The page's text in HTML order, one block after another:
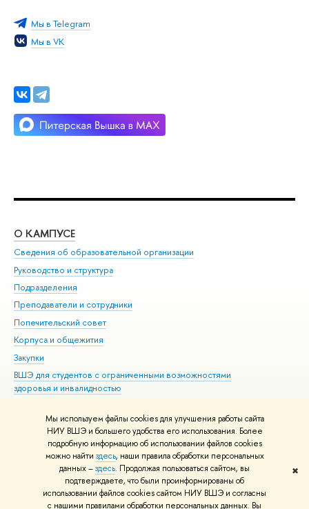
Мы используем файлы cookies для улучшения работы сайта
НИУ ВШЭ и большего удобства его использования. Более
подробную информацию об использовании файлов cookies
можно найти здесь, наши правила обработки персональных
данных –здесь. Продолжая пользоваться сайтом, вы
подтверждаете, что были проинформированы об
использовании файлов cookies сайтом НИУ ВШЭ и согласны
с нашими правилами обработки персональных данных. Вы
✖
Мы в Telegram
Мы в VK
О КАМПУСЕ
Сведения об образовательной организации
Руководство и структура
Подразделения
Преподаватели и сотрудники
Попечительский совет
Корпуса и общежития
Закупки
ВШЭ для студентов с ограниченными возможностями
здоровья и инвалидностью
Единая платежная страница
© НИУ ВШЭ 1993–2026 Адреса и контакты Условия использования
материалов Политика конфиденциальности Карта сайта